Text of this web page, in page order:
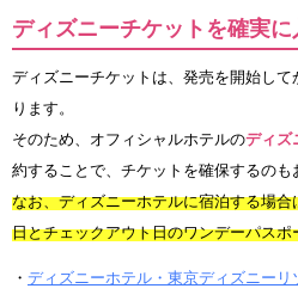
ディズニーチケットを確実
ディズニーチケットは、発売を開始し
ります。
そのため、オフィシャルホテルのディズ
約することで、チケットを確保するのも
なお、ディズニーホテルに宿泊する場
日とチェックアウト日のワンデーパス
・ ディズニーホテル・東京ディズニー